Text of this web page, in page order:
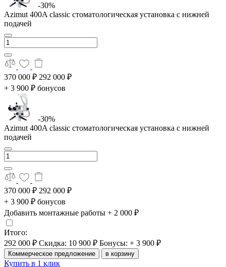
-30%
Azimut 400A classic стоматологическая установка с нижней
подачей
370 000 ₽ 292 000 ₽
+ 3 900 ₽ бонусов
-30%
Azimut 400A classic стоматологическая установка с нижней
подачей
370 000 ₽ 292 000 ₽
+ 3 900 ₽ бонусов
Добавить монтажные работы + 2 000 ₽
Итого:
292 000 ₽ Скидка: 10 900 ₽ Бонусы: + 3 900 ₽
Коммерческое предложение в корзину
Купить в 1 клик